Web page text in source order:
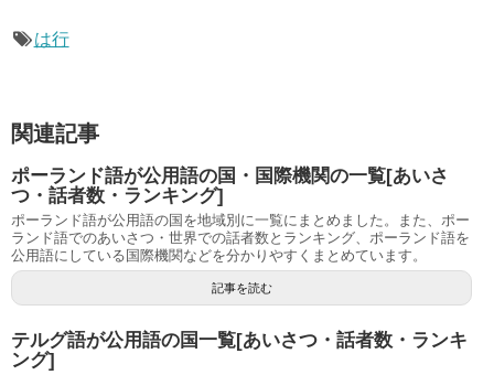
は行
関連記事
ポーランド語が公用語の国・国際機関の一覧[あいさ
つ・話者数・ランキング]
ポーランド語が公用語の国を地域別に一覧にまとめました。また、ポー
ランド語でのあいさつ・世界での話者数とランキング、ポーランド語を
公用語にしている国際機関などを分かりやすくまとめています。
記事を読む
テルグ語が公用語の国一覧[あいさつ・話者数・ランキ
ング]